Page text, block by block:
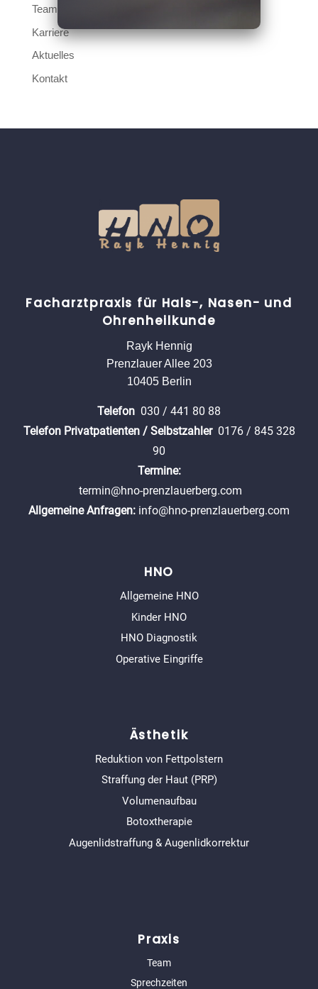
Team
Karriere
Aktuelles
Kontakt
Facharztpraxis für Hals-, Nasen- und
Ohrenheilkunde
Rayk Hennig
Prenzlauer Allee 203
10405 Berlin
Telefon 030 / 441 80 88
Telefon Privatpatienten / Selbstzahler 0176 / 845 328
90
Termine:
termin@hno-prenzlauerberg.com
Allgemeine Anfragen: info@hno-prenzlauerberg.com
HNO
Allgemeine HNO
Kinder HNO
HNO Diagnostik
Operative Eingriffe
Ästhetik
Reduktion von Fettpolstern
Straffung der Haut (PRP)
Volumenaufbau
Botoxtherapie
Augenlidstraffung & Augenlidkorrektur
Praxis
Team
Sprechzeiten